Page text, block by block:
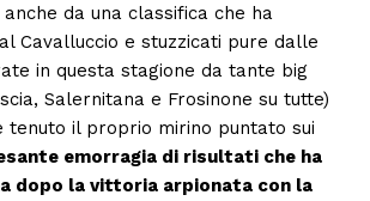
da una classifica che ha
Cavalluccio e stuzzicati pure dalle
in questa stagione da tante big
Salernitana e Frosinone su tutte)
tenuto il proprio mirino puntato sui
emorragia di risultati che ha
dopo la vittoria arpionata con la